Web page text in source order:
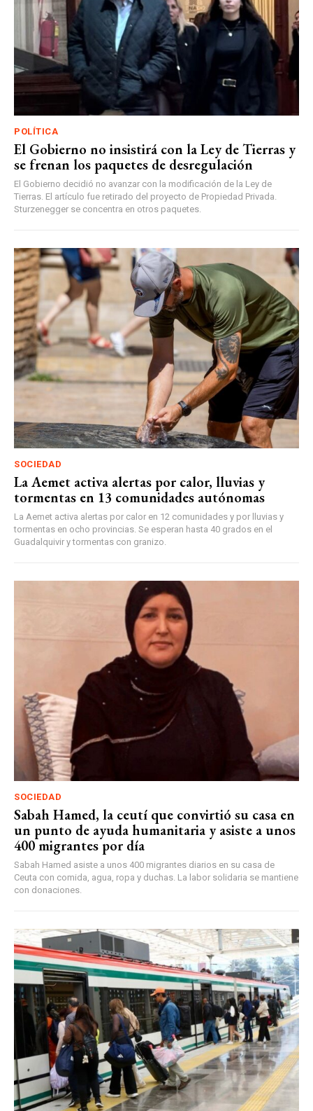
POLÍTICA
El Gobierno no insistirá con la Ley de Tierras y
se frenan los paquetes de desregulación
El Gobierno decidió no avanzar con la modificación de la Ley de
Tierras. El artículo fue retirado del proyecto de Propiedad Privada.
Sturzenegger se concentra en otros paquetes.
SOCIEDAD
La Aemet activa alertas por calor, lluvias y
tormentas en 13 comunidades autónomas
La Aemet activa alertas por calor en 12 comunidades y por lluvias y
tormentas en ocho provincias. Se esperan hasta 40 grados en el
Guadalquivir y tormentas con granizo.
SOCIEDAD
Sabah Hamed, la ceutí que convirtió su casa en
un punto de ayuda humanitaria y asiste a unos
400 migrantes por día
Sabah Hamed asiste a unos 400 migrantes diarios en su casa de
Ceuta con comida, agua, ropa y duchas. La labor solidaria se mantiene
con donaciones.